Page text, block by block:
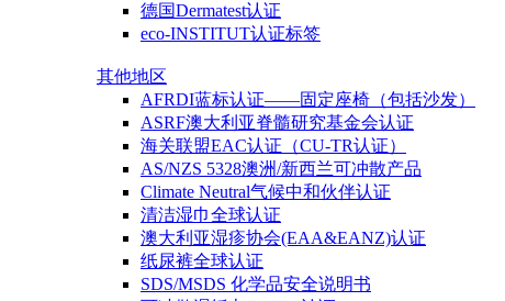
德国Dermatest认证
eco-INSTITUT认证标签
其他地区
AFRDI蓝标认证——固定座椅（包括沙发）
ASRF澳大利亚脊髓研究基金会认证
海关联盟EAC认证（CU-TR认证）
AS/NZS 5328澳洲/新西兰可冲散产品
Climate Neutral气候中和伙伴认证
清洁湿巾全球认证
澳大利亚湿疹协会(EAA&EANZ)认证
纸尿裤全球认证
SDS/MSDS 化学品安全说明书